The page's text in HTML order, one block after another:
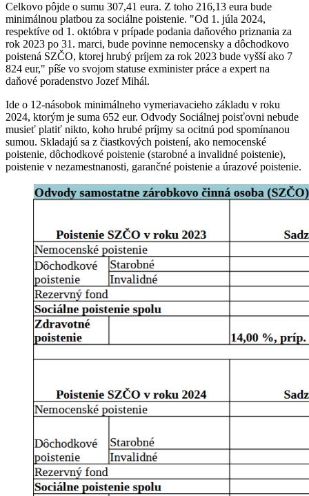
Celkovo pôjde o sumu 307,41 eura. Z toho 216,13 eura bude
minimálnou platbou za sociálne poistenie. "Od 1. júla 2024,
respektíve od 1. októbra v prípade podania daňového priznania za
rok 2023 po 31. marci, bude povinne nemocensky a dôchodkovo
poistená SZČO, ktorej hrubý príjem za rok 2023 bude vyšší ako 7
824 eur," píše vo svojom statuse exminister práce a expert na
daňové poradenstvo Jozef Mihál.
Ide o 12-násobok minimálneho vymeriavacieho základu v roku
2024, ktorým je suma 652 eur. Odvody Sociálnej poisťovni nebude
musieť platiť nikto, koho hrubé príjmy sa ocitnú pod spomínanou
sumou. Skladajú sa z čiastkových poistení, ako nemocenské
poistenie, dôchodkové poistenie (starobné a invalidné poistenie),
poistenie v nezamestnanosti, garančné poistenie a úrazové poistenie.